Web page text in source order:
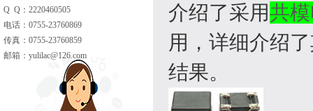
Q Q：2220460505
电话：0755-23760869
传真：0755-23760859
邮箱： yulilac@126.com
介绍了采用共
用，详细介绍
结果。